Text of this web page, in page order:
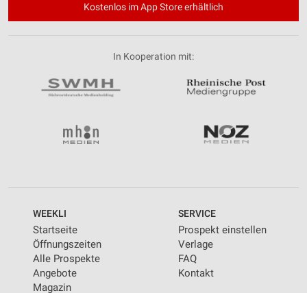
Kostenlos im App Store erhältlich
In Kooperation mit:
WEEKLI
Startseite
Öffnungszeiten
Alle Prospekte
Angebote
Magazin
SERVICE
Prospekt einstellen
Verlage
FAQ
Kontakt